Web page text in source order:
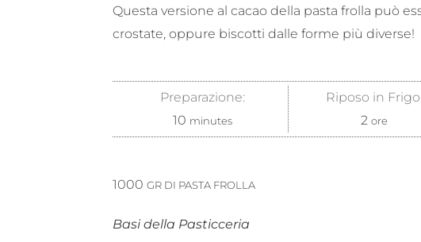
Questa versione al cacao della pasta frolla può
crostate, oppure biscotti dalle forme più diverse!
Preparazione:
10 minutes
Riposo in Frigo:
2 ore
1000 GR DI PASTA FROLLA
Basi della Pasticceria